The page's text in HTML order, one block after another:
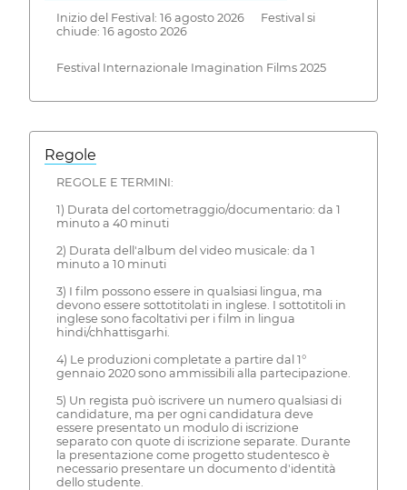
Inizio del Festival: 16 agosto 2026 Festival si
chiude: 16 agosto 2026
Festival Internazionale Imagination Films 2025
Regole
REGOLE E TERMINI:
1) Durata del cortometraggio/documentario: da 1
minuto a 40 minuti
2) Durata dell'album del video musicale: da 1
minuto a 10 minuti
3) I film possono essere in qualsiasi lingua, ma
devono essere sottotitolati in inglese. I sottotitoli in
inglese sono facoltativi per i film in lingua
hindi/chhattisgarhi.
4) Le produzioni completate a partire dal 1°
gennaio 2020 sono ammissibili alla partecipazione.
5) Un regista può iscrivere un numero qualsiasi di
candidature, ma per ogni candidatura deve
essere presentato un modulo di iscrizione
separato con quote di iscrizione separate. Durante
la presentazione come progetto studentesco è
necessario presentare un documento d'identità
dello studente.